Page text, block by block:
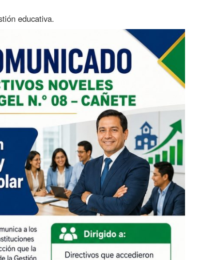
educativa.